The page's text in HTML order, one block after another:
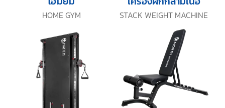
HOME GYM STACK WEIGHT MACHINE